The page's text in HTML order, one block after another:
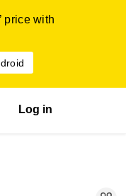
price with
Log in